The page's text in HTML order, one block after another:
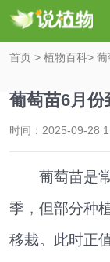
首页 > 植物百科> 葡
葡萄苗6月份
时间：2025-09-28
葡萄苗是常
季，但部分种
移栽。此时正